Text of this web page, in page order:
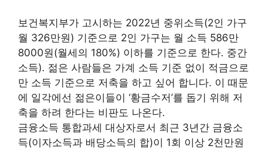
보건복지부가 고시하는 2022년 중위소득(2인 가구
월 326만원) 기준으로 2인 가구는 월 소득 586만
8000원(월세의 180%) 이하를 기준으로 한다. 중간
소득). 젊은 사람들은 가계 소득 기준 없이 적금으로
만 소득 기준으로 저축을 하고 싶어 합니다. 이 때문
에 일각에선 젊은이들이 ‘황금수저’를 돕기 위해 저
축을 하려 한다는 비판도 나온다.
금융소득 통합과세 대상자로서 최근 3년간 금융소
득(이자소득과 배당소득의 합)이 1회 이상 2천만원